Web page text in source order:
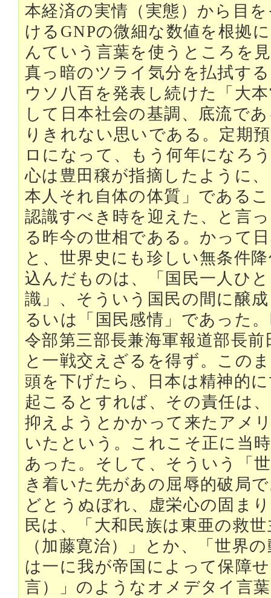
本経済の実情（実態）から目
けるGNPの微細な数値を根拠
んていう言葉を使うところを
真っ暗のツライ気分を払拭す
ウソ八百を発表し続けた「大
して日本社会の基調、底流で
りきれない思いである。定期
ロになって、もう何年になろ
心は豊田穣が指摘したように
本人それ自体の体質」である
認識すべき時を迎えた、と言
る昨今の世相である。かって
と、世界史にも珍しい無条件
込んだものは、「国民一人ひ
識」、そういう国民の間に醸
るいは「国民感情」であった
令部第三部長兼海軍報道部長
と一戦交えざるを得ず。この
頭を下げたら、日本は精神的
起こるとすれば、その責任は
抑えようとかかって来たアメ
いたという。これこそ正に当
あった。そして、そういう「
き着いた先があの屈辱的破局
どとうぬぼれ、虚栄心の固ま
民は、「大和民族は東亜の救
（加藤寛治）」とか、「世界
は一に我が帝国によって保障
言）」のようなオメデタイ言